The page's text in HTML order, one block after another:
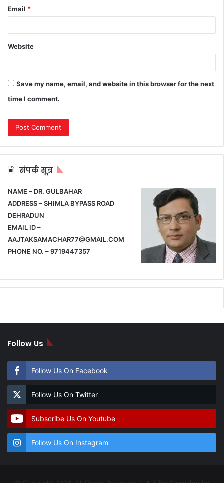
Email *
Website
Save my name, email, and website in this browser for the next
time I comment.
संपर्क सूत्र
NAME – DR. GULBAHAR
ADDRESS – SHIMLA BYPASS ROAD
DEHRADUN
EMAIL ID –
AAJTAKSAMACHAR77@GMAIL.COM
PHONE NO. – 9719447357
Follow Us
Follow Us On Facebook
Follow Us On Twitter
Subscribe Us On Youtube
Follow Us On Instagram